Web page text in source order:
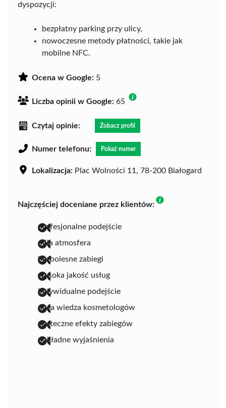
dyspozycji:
bezpłatny parking przy ulicy,
nowoczesne metody płatności, takie jak
mobilne NFC.
Ocena w Google: 5
Liczba opinii w Google: 65
Czytaj opinie: Zobacz profil
Numer telefonu: Pokaż numer
Lokalizacja: Plac Wolności 11, 78-200 Białogard
Najczęściej doceniane przez klientów:
profesjonalne podejście
miła atmosfera
bezbolesne zabiegi
wysoka jakość usług
indywidualne podejście
duża wiedza kosmetologów
skuteczne efekty zabiegów
dokładne wyjaśnienia